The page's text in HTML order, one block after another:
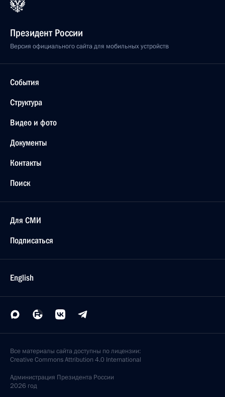
Президент России
Версия официального сайта для мобильных устройств
События
Структура
Видео и фото
Документы
Контакты
Поиск
Для СМИ
Подписаться
English
Все материалы сайта доступны по лицензии:
Creative Commons Attribution 4.0 International
Администрация Президента России
2026 год